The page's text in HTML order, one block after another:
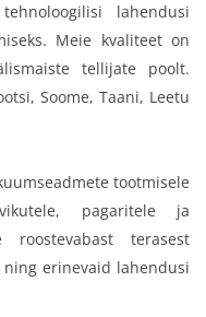
lahendusi
Meie kvaliteet on
tellijate poolt.
Soome, Taani, Leetu
tootmisele
pagaritele ja
roostevabast terasest
erinevaid lahendusi